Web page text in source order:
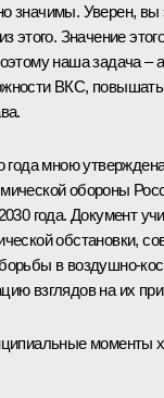
значимы. Уверен, вы
этого. Значение
наша задача –
ВКС, повышать
года мною
обороны
года. Документ
обстановки,
в
взглядов на их
моменты